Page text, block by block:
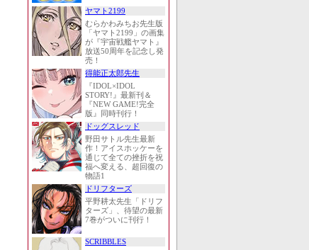
ヤマト2199
むらかわみちお先生版
「ヤマト2199」の画集
が『宇宙戦艦ヤマト』
放送50周年を記念し発
売！
得能正太郎先生
『IDOL×IDOL
STORY!』最新刊＆
『NEW GAME!完全
版』同時刊行！
ドッグスレッド
野田サトル先生最新
作！アイスホッケーを
通じて全ての挫折を祝
福へ変える、超回復の
物語1
ドリフターズ
平野耕太先生「ドリフ
ターズ」、待望の最新
7巻がついに刊行！
SCRIBBLES